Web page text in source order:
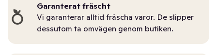
Garanterat fräscht
Vi garanterar alltid fräscha varor. De slipper
dessutom ta omvägen genom butiken.